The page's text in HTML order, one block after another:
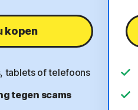
kopen
tablets of telefoons
tegen scams